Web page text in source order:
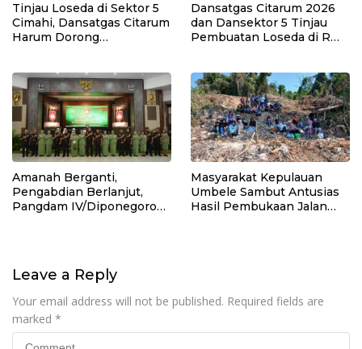
Tinjau Loseda di Sektor 5
Cimahi, Dansatgas Citarum
Harum Dorong
Dansatgas Citarum 2026
dan Dansektor 5 Tinjau
Pembuatan Loseda di RW
Amanah Berganti,
Pengabdian Berlanjut,
Pangdam IV/Diponegoro
Masyarakat Kepulauan
Umbele Sambut Antusias
Hasil Pembukaan Jalan
Leave a Reply
Your email address will not be published. Required fields are
marked *